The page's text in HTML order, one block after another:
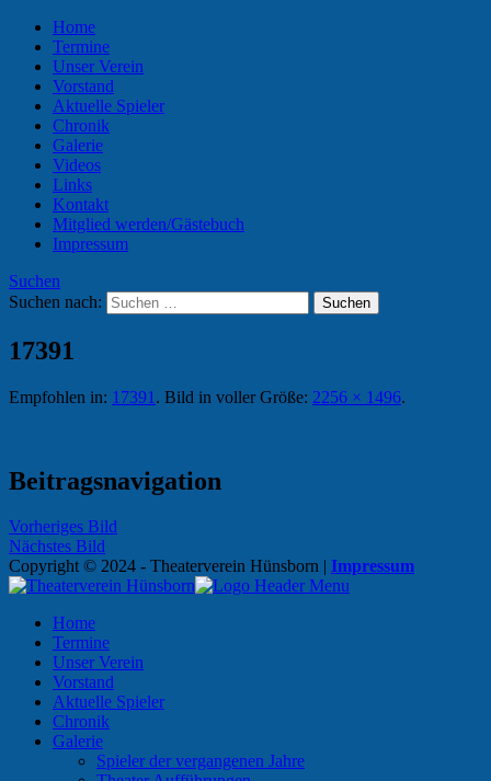
Home
Termine
Unser Verein
Vorstand
Aktuelle Spieler
Chronik
Galerie
Videos
Links
Kontakt
Mitglied werden/Gästebuch
Impressum
Suchen
Suchen nach:
17391
Empfohlen in: 17391 . Bild in voller Größe: 2256 × 1496.
Beitragsnavigation
Vorheriges Bild
Nächstes Bild
Copyright © 2024 - Theaterverein Hünsborn | Impressum
Home
Termine
Unser Verein
Vorstand
Aktuelle Spieler
Chronik
Galerie
Spieler der vergangenen Jahre